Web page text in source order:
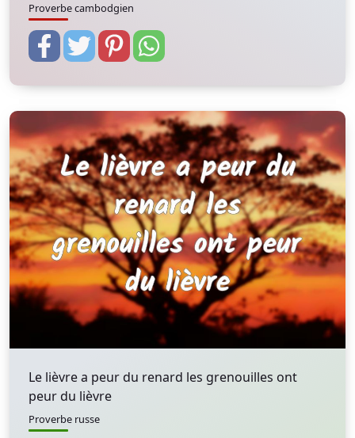
Proverbe cambodgien
Le lièvre a peur du renard les grenouilles ont
peur du lièvre
Proverbe russe